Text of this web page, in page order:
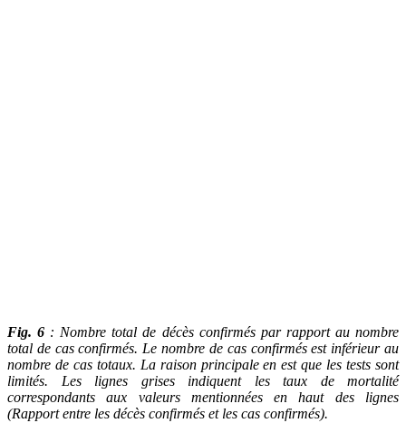
Fig. 6 : Nombre total de décès confirmés par rapport au nombre
total de cas confirmés. Le nombre de cas confirmés est inférieur au
nombre de cas totaux. La raison principale en est que les tests sont
limités. Les lignes grises indiquent les taux de mortalité
correspondants aux valeurs mentionnées en haut des lignes
(Rapport entre les décès confirmés et les cas confirmés).